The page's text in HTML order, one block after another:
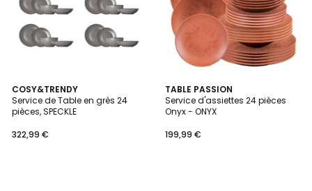
COSY&TRENDY
Service de Table en grès 24
pièces, SPECKLE
322,99 €
TABLE PASSION
Service d'assiettes 24 pièces
Onyx - ONYX
199,99 €